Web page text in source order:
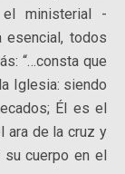
ministerial -
todos
“…consta que
Iglesia: siendo
Él es el
ara de la cruz y
su cuerpo en el